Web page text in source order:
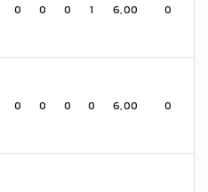
0 0 0 1 6,00 0
0 0 0 0 6,00 0